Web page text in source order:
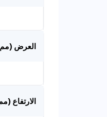
العرض
الارتفاع